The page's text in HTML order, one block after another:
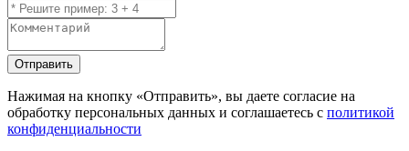
Отправить
Нажимая на кнопку «Отправить», вы даете согласие на
обработку персональных данных и соглашаетесь с политикой
конфиденциальности